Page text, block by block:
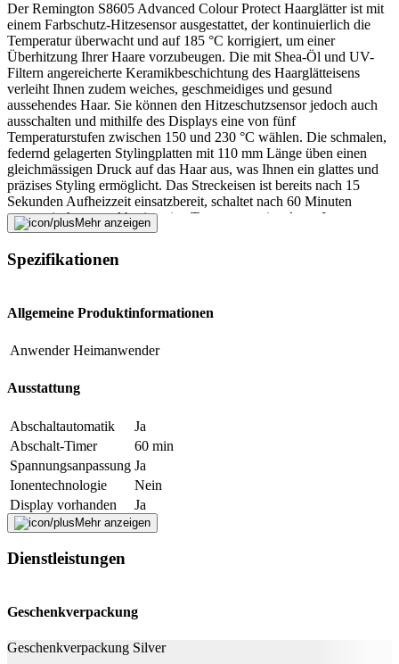
Der Remington S8605 Advanced Colour Protect Haarglätter ist mit
einem Farbschutz-Hitzesensor ausgestattet, der kontinuierlich die
Temperatur überwacht und auf 185 °C korrigiert, um einer
Überhitzung Ihrer Haare vorzubeugen. Die mit Shea-Öl und UV-
Filtern angereicherte Keramikbeschichtung des Haarglätteisens
verleiht Ihnen zudem weiches, geschmeidiges und gesund
aussehendes Haar. Sie können den Hitzeschutzsensor jedoch auch
ausschalten und mithilfe des Displays eine von fünf
Temperaturstufen zwischen 150 und 230 °C wählen. Die schmalen,
federnd gelagerten Stylingplatten mit 110 mm Länge üben einen
gleichmässigen Druck auf das Haar aus, was Ihnen ein glattes und
präzises Styling ermöglicht. Das Streckeisen ist bereits nach 15
Sekunden Aufheizzeit einsatzbereit, schaltet nach 60 Minuten
automatisch aus und besitzt eine Transportverriegelung. Im
Lieferumfang ist ausserdem eine Aufbewahrungstasche enthalten.
Fehler melden
Falsche Daten melden
Mehr anzeigen
Spezifikationen
Allgemeine Produktinformationen
Anwender Heimanwender
Ausstattung
Abschaltautomatik
Ja
Abschalt-Timer
60 min
Spannungsanpassung Ja
Ionentechnologie
Nein
Display vorhanden
Ja
Kabellänge
3 m
Betriebsstufen
Mehr anzeigen
Dienstleistungen
Geschenkverpackung
Geschenkverpackung Silver